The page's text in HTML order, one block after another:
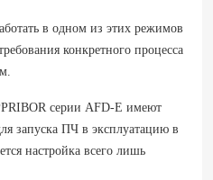
в одном из этих режимов
конкретного процесса
серии AFD-E имеют
запуска ПЧ в эксплуатацию в
настройка всего лишь